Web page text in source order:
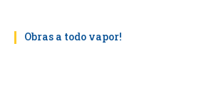
Obras a todo vapor!